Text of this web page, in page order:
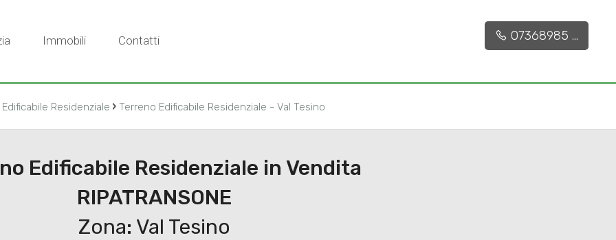
Immobili Contatti 07368985 ...
Residenziale › Terreno Edificabile Residenziale - Val Tesino
Edificabile Residenziale in Vendita
RIPATRANSONE
Zona: Val Tesino